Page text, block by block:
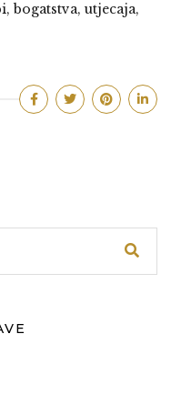
bogatstva, utjecaja,